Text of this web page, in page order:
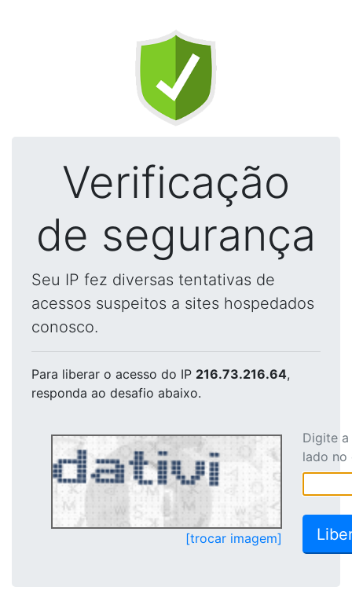
Verificação
de segurança
Seu IP fez diversas tentativas de
acessos suspeitos a sites hospedados
conosco.
Para liberar o acesso do IP 216.73.216.64,
responda ao desafio abaixo.
[trocar imagem]
Digite
lado no